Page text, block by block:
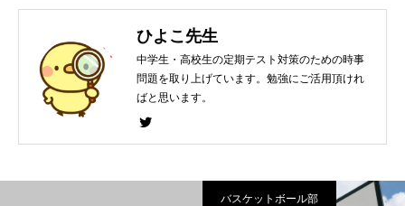
ひよこ先生
中学生・高校生の定期テスト対策のための時事
問題を取り上げています。勉強にご活用頂けれ
ばと思います。
バスケットボール部